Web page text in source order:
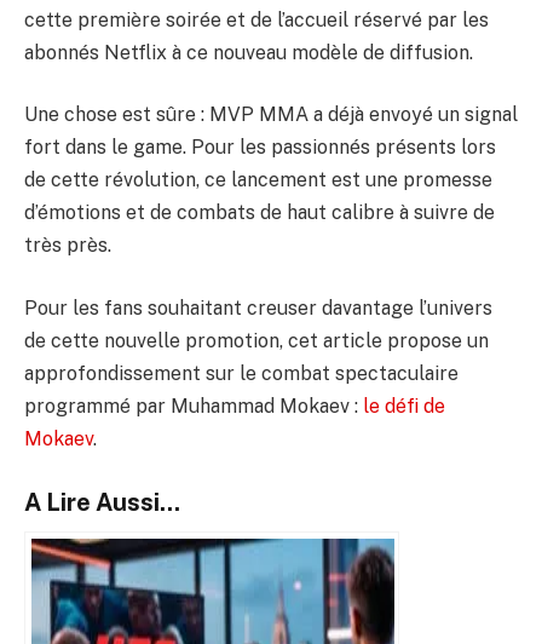
cette première soirée et de l’accueil réservé par les
abonnés Netflix à ce nouveau modèle de diffusion.
Une chose est sûre : MVP MMA a déjà envoyé un signal
fort dans le game. Pour les passionnés présents lors
de cette révolution, ce lancement est une promesse
d’émotions et de combats de haut calibre à suivre de
très près.
Pour les fans souhaitant creuser davantage l’univers
de cette nouvelle promotion, cet article propose un
approfondissement sur le combat spectaculaire
programmé par Muhammad Mokaev : le défi de
Mokaev.
A Lire Aussi...